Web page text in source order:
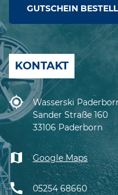
GUTSCHEIN
KONTAKT
Wasserski
Sander Straße 160
33106 Paderborn
Google Maps
05254 68660